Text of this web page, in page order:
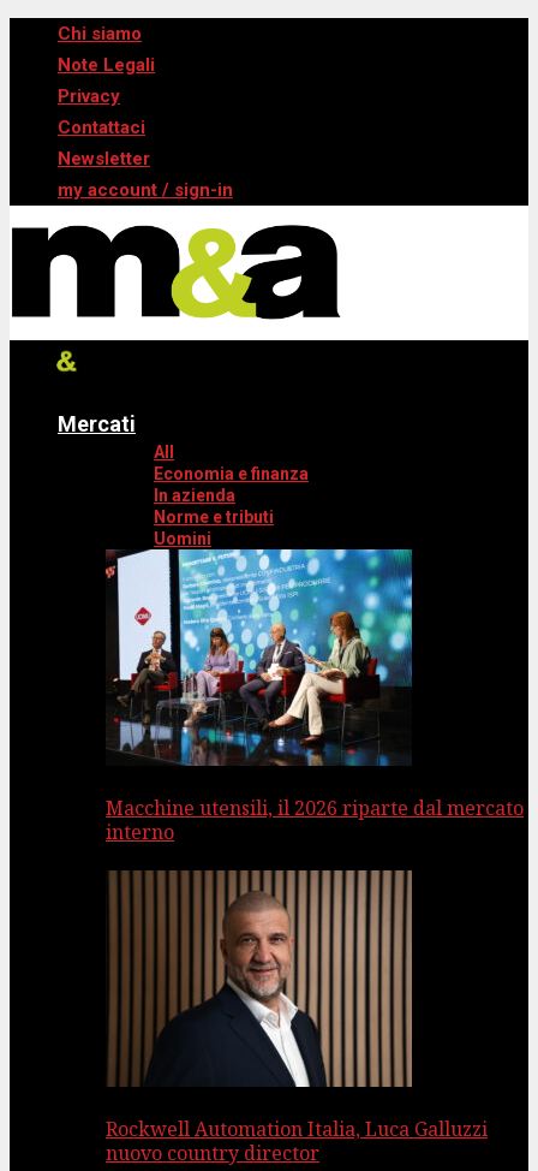
Chi siamo
Note Legali
Privacy
Contattaci
Newsletter
my account / sign-in
Mercati
All
Economia e finanza
In azienda
Norme e tributi
Uomini
Macchine utensili, il 2026 riparte dal mercato
interno
Rockwell Automation Italia, Luca Galluzzi
nuovo country director